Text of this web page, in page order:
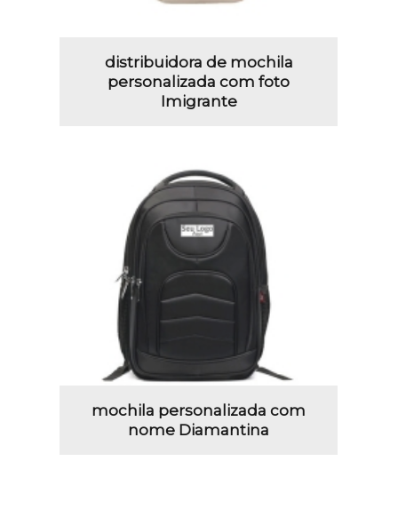
distribuidora de mochila
personalizada com foto
Imigrante
mochila personalizada com
nome Diamantina